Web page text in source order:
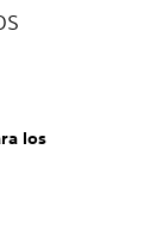
los